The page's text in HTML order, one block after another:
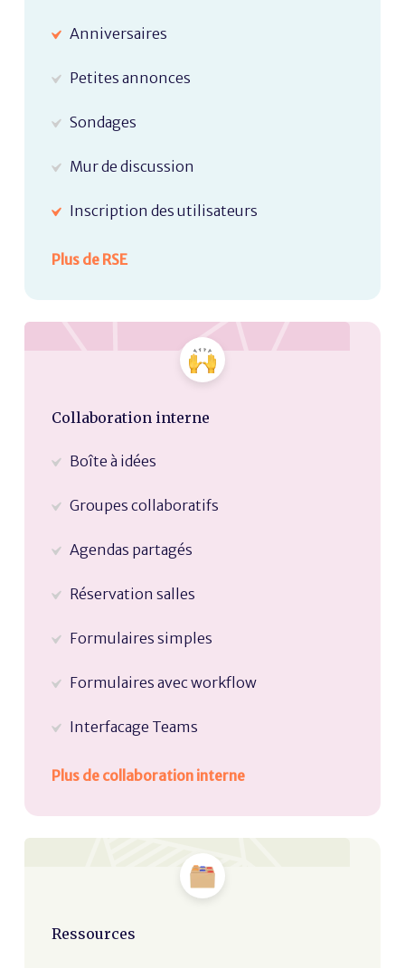
Anniversaires
Petites annonces
Sondages
Mur de discussion
Inscription des utilisateurs
Plus de RSE
Collaboration interne
Boîte à idées
Groupes collaboratifs
Agendas partagés
Réservation salles
Formulaires simples
Formulaires avec workflow
Interfacage Teams
Plus de collaboration interne
Ressources